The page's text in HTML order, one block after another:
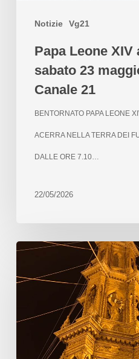
Notizie Vg21
Papa Leone XIV
sabato 23
Canale 21
BENTORNATO PAPA LEONE
ACERRA NELLA TERRA DEI
DALLE ORE 7.10…
22/05/2026